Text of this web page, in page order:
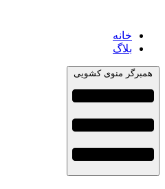
خانه
بلاگ
همبرگر منوی کشویی